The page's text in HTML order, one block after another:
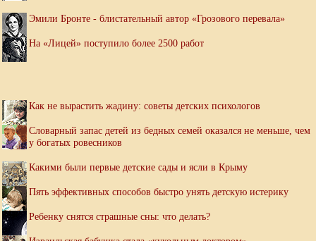
Эмили Бронте - блистательный автор «Грозового перевала»
На «Лицей» поступило более 2500 работ
Как не вырастить жадину: советы детских психологов
Словарный запас детей из бедных семей оказался не меньше, чем
у богатых ровесников
Какими были первые детские сады и ясли в Крыму
Пять эффективных способов быстро унять детскую истерику
Ребенку снятся страшные сны: что делать?